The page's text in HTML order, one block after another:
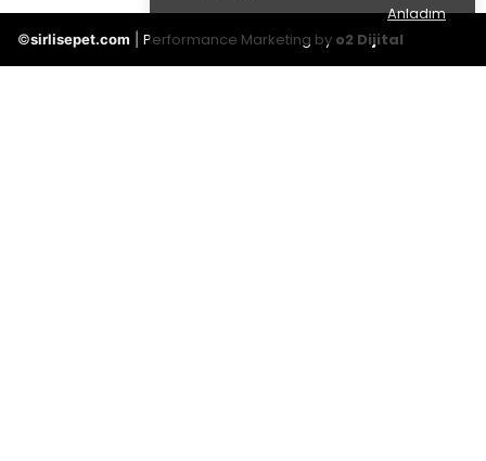
Anladım
©sirlisepet.com Performance Marketing by o2 Dijital